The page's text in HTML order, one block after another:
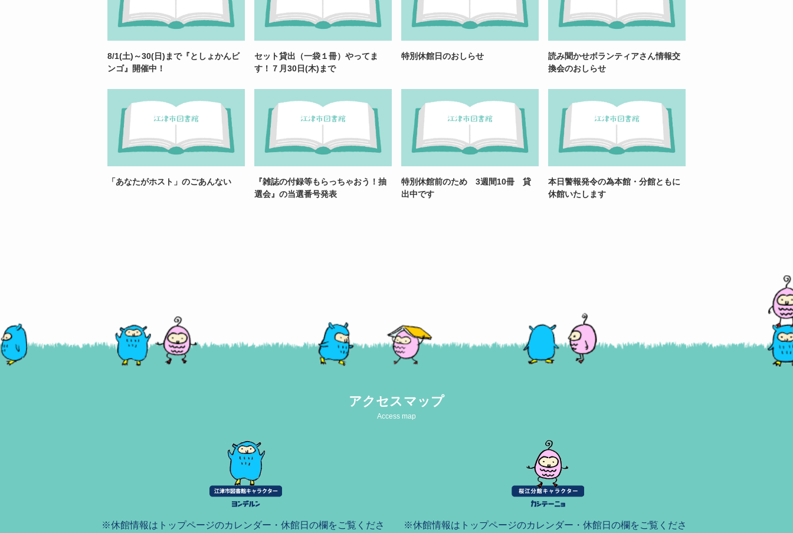
8/1(土)～30(日)まで『としょかんビ
ンゴ』開催中！
セット貸出（一袋１冊）やってま
す！７月30日(木)まで
特別休館日のおしらせ
読み聞かせボランティアさん情報交
換会のおしらせ
「あなたがホスト」のごあんない
『雑誌の付録等もらっちゃおう！抽
選会』の当選番号発表
特別休館前のため 3週間10冊 貸
出中です
本日警報発令の為本館・分館ともに
休館いたします
アクセスマップ
Access map
※休館情報はトップページのカレンダー・休館日の欄をご覧くださ
※休館情報はトップページのカレンダー・休館日の欄をご覧くださ